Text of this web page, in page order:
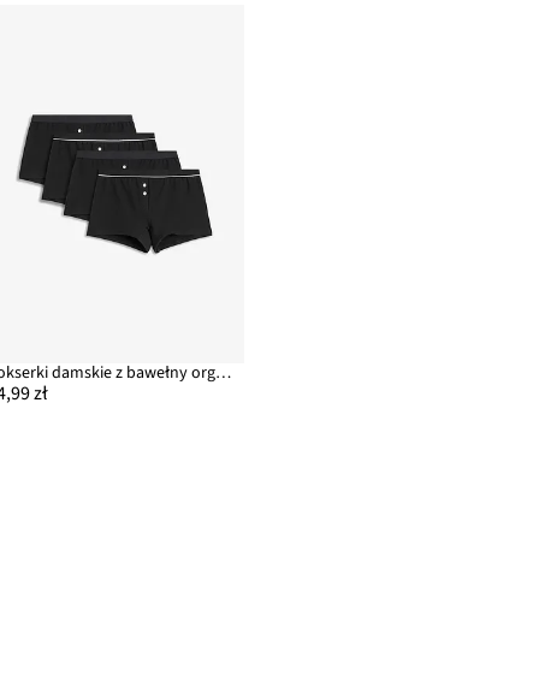
Bokserki damskie z bawełny organicznej (4 pary)
zł